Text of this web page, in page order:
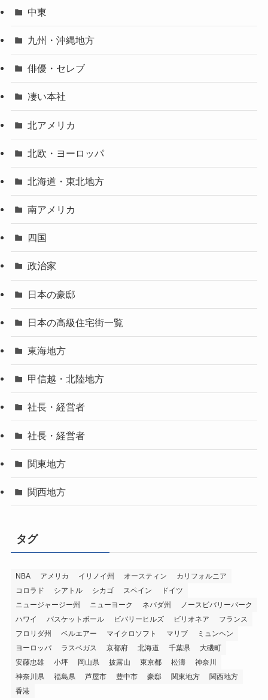
中東
九州・沖縄地方
俳優・セレブ
凄い本社
北アメリカ
北欧・ヨーロッパ
北海道・東北地方
南アメリカ
四国
政治家
日本の豪邸
日本の高級住宅街一覧
東海地方
甲信越・北陸地方
社長・経営者
社長・経営者
関東地方
関西地方
タグ
NBA アメリカ イリノイ州 オースティン
カリフォルニア
コロラド
シアトル シカゴ スペイン
ドイツ
ニュージャージー州
ニューヨーク ネバダ州
ノースビバリーパーク
ハワイ
バスケットボール ビバリーヒルズ ビリオネア
フランス
フロリダ州
ベルエアー マイクロソフト マリブ
ミュンヘン
ヨーロッパ
ラスベガス 京都府 北海道 千葉県
大磯町
安藤忠雄
小坪 岡山県 披露山 東京都 松濤
神奈川
神奈川県
福島県 芦屋市 豊中市 豪邸 関東地方
関西地方
香港